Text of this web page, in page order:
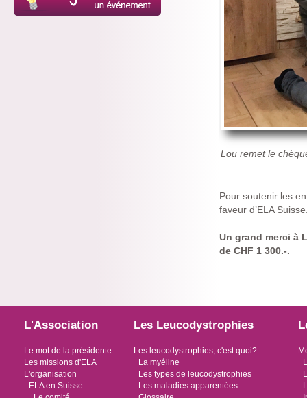
Lou remet le
Pour soutenir les
faveur d’ELA
Un grand merci à
de CHF 1 300.-.
L'Association
Le mot de la présidente
Les missions d'ELA
L'organisation
ELA en Suisse
Les Leucodystrophies
Les leucodystrophies, c'est quoi?
La myéline
Les types de leucodystrophies
Les maladies apparentées